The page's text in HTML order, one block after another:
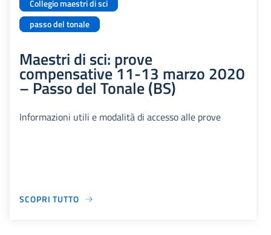
Collegio maestri di sci
passo del tonale
Maestri di sci: prove
compensative 11-13 marzo 2020
– Passo del Tonale (BS)
Informazioni utili e modalità di accesso alle prove
SCOPRI TUTTO